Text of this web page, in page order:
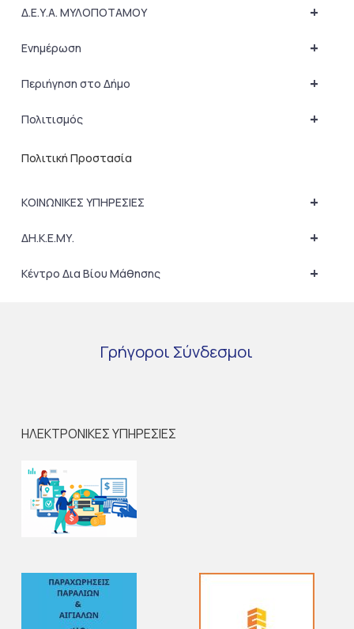
+
Δ.Ε.Υ.Α. ΜΥΛΟΠΟΤΑΜΟΥ
+
Ενημέρωση
+
Περιήγηση στο Δήμο
+
Πολιτισμός
Πολιτική Προστασία
+
ΚΟΙΝΩΝΙΚΕΣ ΥΠΗΡΕΣΙΕΣ
+
ΔΗ.Κ.Ε.ΜΥ.
+
Κέντρο Δια Βίου Μάθησης
Γρήγοροι Σύνδεσμοι
ΗΛΕΚΤΡΟΝΙΚΕΣ ΥΠΗΡΕΣΙΕΣ